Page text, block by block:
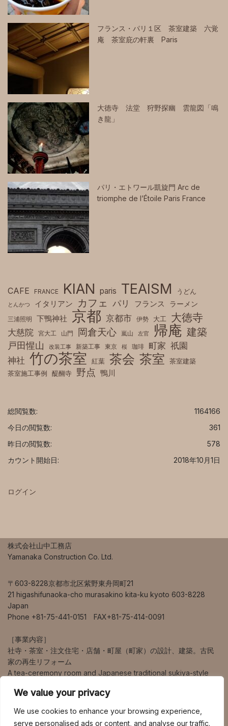
We value your privacy
We use cookies to enhance your browsing experience,
serve personalised ads or content, and analyse our traffic.
フランス・パリ１区 茶室建築 六覚
庵 茶室庇の軒裏 Paris
大徳寺 法堂 狩野探幽 雲龍図「鳴
き龍」
パリ・エトワール凱旋門 Arc de
triomphe de l’Étoile Paris France
CAFE FRANCE KIAN paris TEAISM うどん
とんかつ イタリアン カフェ パリ フランス ラーメン
三浦照明 下鴨神社 京都 京都市 伊勢 大工 大徳寺
大慈院 宮大工 山門 岡倉天心 嵐山 左官 帰庵 建築
戸田惺山 改装工事 新築工事 東京 桜 珈琲 町家 祇園
神社 竹の茶室 紅葉 茶会 茶室
茶室建築
茶室施工事例
醍醐寺 野点 鴨川
1164166
総閲覧数:
361
今日の閲覧数:
578
昨日の閲覧数:
2018年10月1日
カウント開始日:
ログイン
株式会社山中工務店
Yamanaka Construction Co. Ltd.
〒603-8228京都市北区紫野東舟岡町21
21 higashifunaoka-cho murasakino kita-ku kyoto 603-8228
Japan
Phone +81-75-441-0151 FAX+81-75-414-0091
［事業内容］
社寺・茶室・注文住宅・店舗・町屋（町家）の設計、建築。古民
家の再生リフォーム
A tea-ceremony room and Japanese traditional sukiya-style
営業エリアは、京都、大阪、兵庫、奈良、滋賀を中心に、海外、
東京、九州など幅広く対応しています。